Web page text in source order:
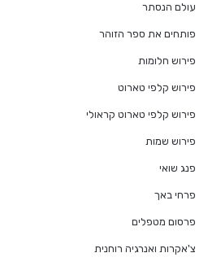
עולם הנסתר
פותחים את ספר הזוהר
פירוש חלומות
פירוש קלפי טארוט
פירוש קלפי טארוט קראולי
פירוש שמות
פנג שואי
פרחי באך
פרסום מטפלים
צ'אקרות ואנרגיה רוחנית